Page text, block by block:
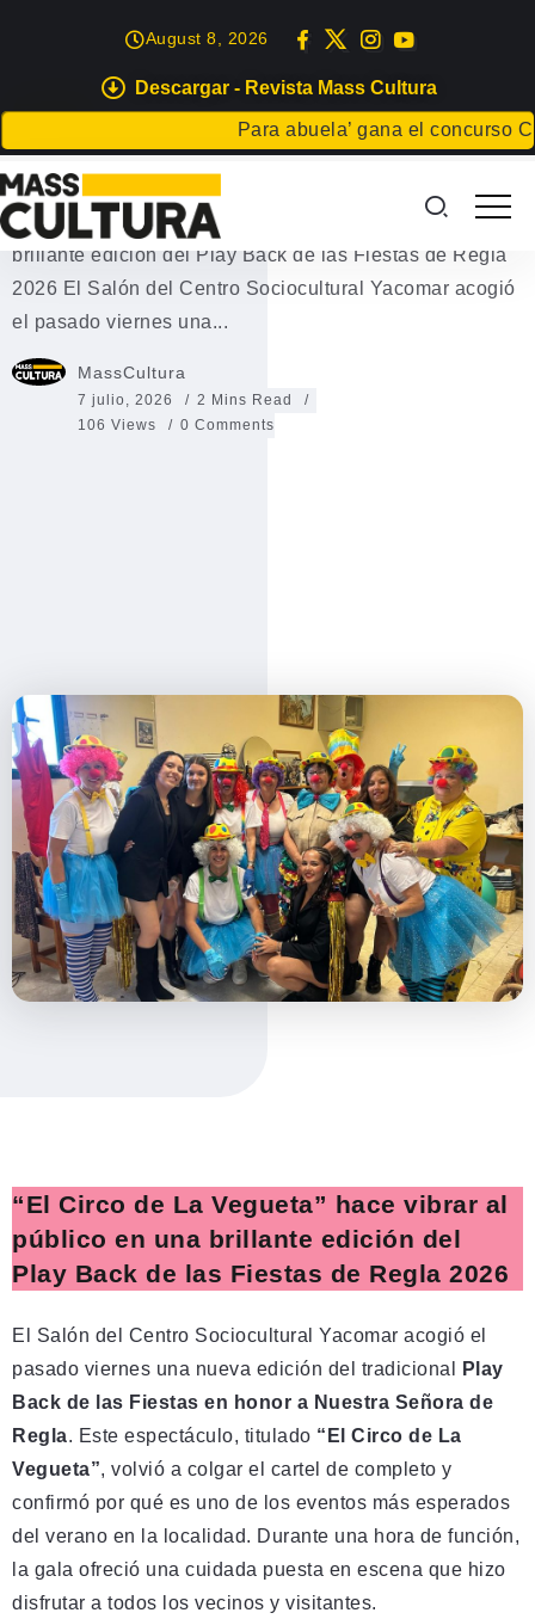
Descargar - Revista Mass Cultura
Para abuela’ gana el concurso Carta
August 8, 2026
TINAJO
Play Back de La Vegueta 2026
“El Circo de La Vegueta” hace vibrar al público en una
brillante edición del Play Back de las Fiestas de Regla
2026 El Salón del Centro Sociocultural Yacomar acogió
el pasado viernes una...
MassCultura
7 julio, 2026
2 Mins Read
106 Views
0 Comments
“El Circo de La Vegueta” hace vibrar al
público en una brillante edición del
Play Back de las Fiestas de Regla 2026
El Salón del Centro Sociocultural Yacomar acogió el
pasado viernes una nueva edición del tradicional
Play
Back de las Fiestas en honor a Nuestra Señora de
Regla. Este espectáculo, titulado “El Circo de La
Vegueta”, volvió a colgar el cartel de completo y
confirmó por qué es uno de los eventos más esperados
del verano en la localidad. Durante una hora de función,
la gala ofreció una cuidada puesta en escena que hizo
disfrutar a todos los vecinos y visitantes.